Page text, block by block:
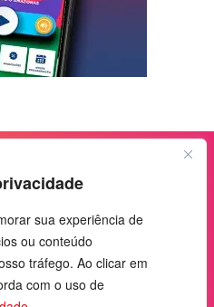
sua experiência de
ou conteúdo
tráfego. Ao clicar em
com o uso de